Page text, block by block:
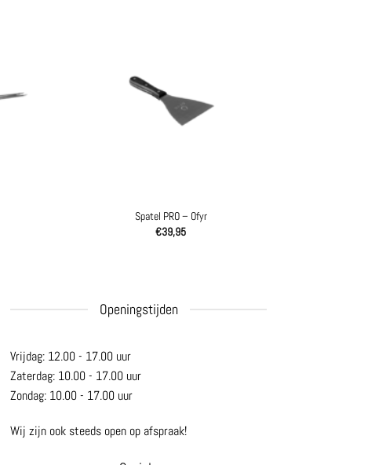
Spatel PRO – Ofyr
€39,95
Openingstijden
Vrijdag: 12.00 - 17.00 uur
Zaterdag: 10.00 - 17.00 uur
Zondag: 10.00 - 17.00 uur
Wij zijn ook steeds open op afspraak!